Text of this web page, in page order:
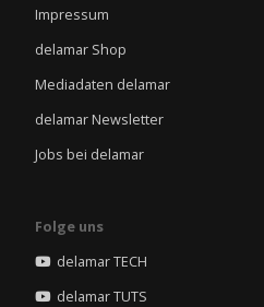
Impressum
delamar Shop
Mediadaten delamar
delamar Newsletter
Jobs bei delamar
Folge uns
delamar TECH
delamar TUTS